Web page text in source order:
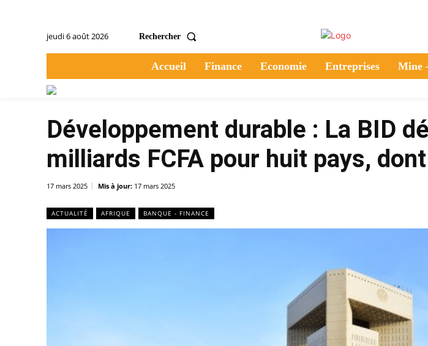
jeudi 6 août 2026 Rechercher
Accueil Finance Economie Entreprises Mine
Développement durable : La BID
milliards FCFA pour huit pays,
17 mars 2025 Mis à jour: 17 mars 2025
ACTUALITÉ AFRIQUE BANQUE - FINANCE